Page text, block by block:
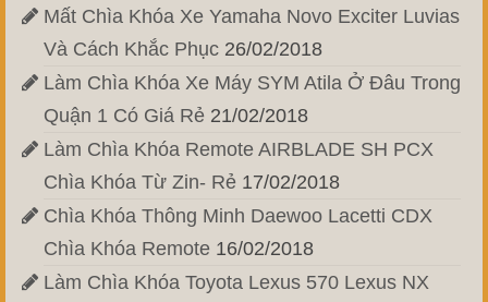
Mất Chìa Khóa Xe Yamaha Novo Exciter Luvias
Và Cách Khắc Phục 26/02/2018
Làm Chìa Khóa Xe Máy SYM Atila Ở Đâu Trong
Quận 1 Có Giá Rẻ 21/02/2018
Làm Chìa Khóa Remote AIRBLADE SH PCX
Chìa Khóa Từ Zin- Rẻ 17/02/2018
Chìa Khóa Thông Minh Daewoo Lacetti CDX
Chìa Khóa Remote 16/02/2018
Làm Chìa Khóa Toyota Lexus 570 Lexus NX